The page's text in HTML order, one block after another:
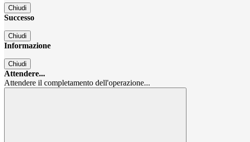
Chiudi
Successo
Chiudi
Informazione
Chiudi
Attendere...
Attendere il completamento dell'operazione...